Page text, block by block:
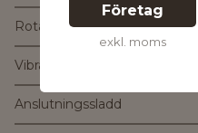
Företag
exkl. moms
Rotationer (opm)
Vibrationsvärde
Anslutningssladd